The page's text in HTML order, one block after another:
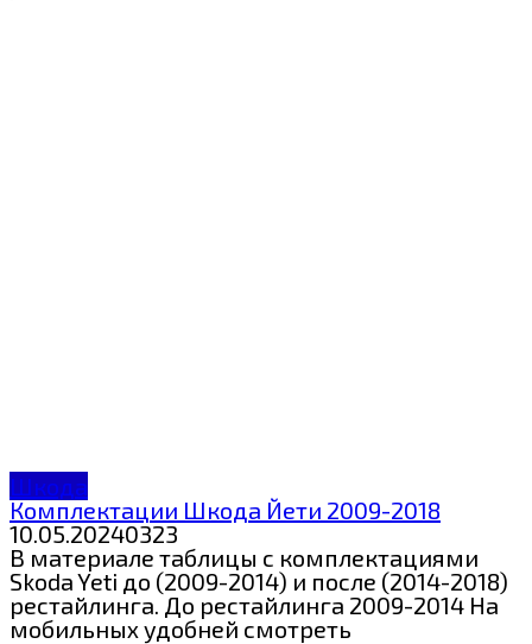
Шкода
Комплектации Шкода Йети 2009-2018
10.05.20240323
В материале таблицы с комплектациями
Skoda Yeti до (2009-2014) и после (2014-2018)
рестайлинга. До рестайлинга 2009-2014 На
мобильных удобней смотреть